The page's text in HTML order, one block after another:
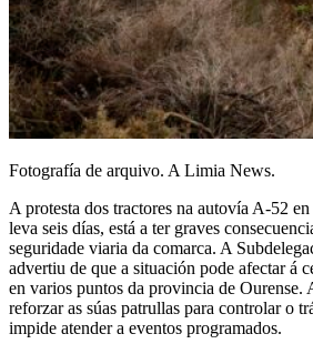
Fotografía de arquivo. A Limia News.
A protesta dos tractores na autovía A-52
leva seis días, está a ter graves
seguridade viaria da comarca. A
advertiu de que a situación pode afectar á
en varios puntos da provincia de
reforzar as súas patrullas para controlar o
impide atender a eventos programados.